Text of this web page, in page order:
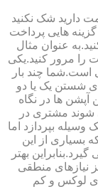
دارید شک نکنید
هایی پرداخت
عنوان مثال
را مرور کنید.یکی
چند بار
شستن یک یا دو
ها در نگاه
شوند مشتری در
وسیله بپردازد اما
بسیاری از این
بهتر
نیازهای منطقی
لوکس و کم